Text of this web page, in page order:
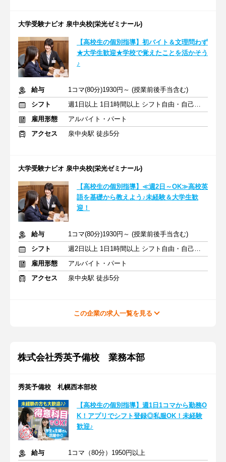
大学受験ナビオ 泉中央校(栄光ゼミナール)
【高校生の個別指導】初バイト＆文理問わず
★大学生歓迎★学校で覚えたことを活かそう
♪
給与
1コマ(80分)1930円～ (授業前後手当含む)
シフト
週1日以上 1日1時間以上 シフト自由・自己申告
雇用形態
アルバイト・パート
アクセス
泉中央駅 徒歩5分
大学受験ナビオ 泉中央校(栄光ゼミナール)
【高校生の個別指導】≪週2日～OK≫高校英
語を基礎から教えよう♪未経験＆大学生歓
迎！
給与
1コマ(80分)1930円～ (授業前後手当含む)
シフト
週2日以上 1日1時間以上 シフト自由・自己申告
雇用形態
アルバイト・パート
アクセス
泉中央駅 徒歩5分
この企業の求人一覧を見る
株式会社秀英予備校 業務本部
秀英予備校 札幌西本部校
【高校生の個別指導】週1日1コマから勤務O
K！アプリでシフト登録◎私服OK！未経験
歓迎♪
給与
1コマ（80分）1950円以上